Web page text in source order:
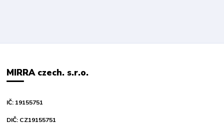
MIRRA czech. s.r.o.
IČ: 19155751
DIČ: CZ19155751